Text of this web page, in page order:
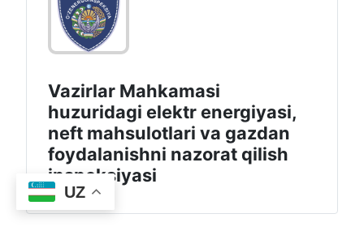
UZ
Vazirlar Mahkamasi
huzuridagi elektr energiyasi,
neft mahsulotlari va gazdan
foydalanishni nazorat qilish
inspeksiyasi